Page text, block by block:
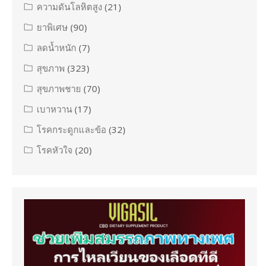
ความดันโลหิตสูง (21)
ยาพิเศษ (90)
ลดน้ำหนัก (7)
สุขภาพ (323)
สุขภาพชาย (70)
เบาหวาน (17)
โรคกระดูกและข้อ (32)
โรคหัวใจ (20)